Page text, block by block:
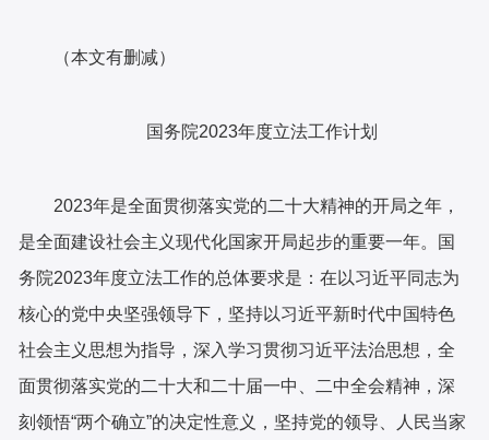
（本文有删减）
国务院2023年度立法工作计划
2023年是全面贯彻落实党的二十大精神的开局之年，
是全面建设社会主义现代化国家开局起步的重要一年。国
务院2023年度立法工作的总体要求是：在以习近平同志为
核心的党中央坚强领导下，坚持以习近平新时代中国特色
社会主义思想为指导，深入学习贯彻习近平法治思想，全
面贯彻落实党的二十大和二十届一中、二中全会精神，深
刻领悟“两个确立”的决定性意义，坚持党的领导、人民当家